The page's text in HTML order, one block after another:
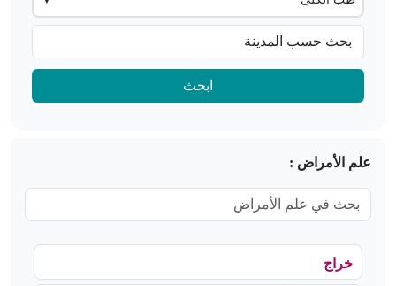
ابحث
علم الأمراض :
خراج